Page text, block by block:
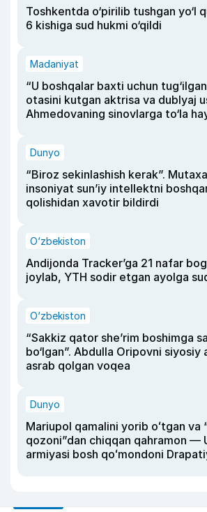
Toshkentda o‘pirilib tushgan yo‘l
6 kishiga sud hukmi o‘qildi
Madaniyat
“U boshqalar baxti uchun
otasini kutgan aktrisa va dublyaj
Ahmedovaning sinovlarga to‘la
Dunyo
“Biroz sekinlashish kerak”.
insoniyat sun’iy intellektni
qolishidan xavotir bildirdi
O‘zbekiston
Andijonda Tracker’ga 21 nafar
joylab, YTH sodir etgan ayolga
O‘zbekiston
“Sakkiz qator she’rim boshimga
bo‘lgan”. Abdulla Oripovni siyosiy
asrab qolgan voqea
Dunyo
Mariupol qamalini yorib oʻtgan va
qozoni”dan chiqqan qahramon —
armiyasi bosh qoʻmondoni